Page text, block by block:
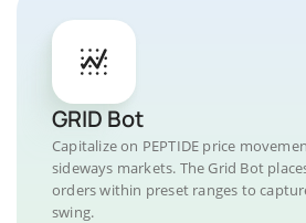
GRID Bot
Capitalize on PEPTIDE price
sideways markets. The Grid Bot
orders within preset ranges to
swing.